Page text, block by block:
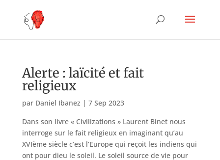
Alerte : laïcité et fait
religieux
par Daniel Ibanez | 7 Sep 2023
Dans son livre « Civilizations » Laurent Binet nous
interroge sur le fait religieux en imaginant qu’au
XVIème siècle c’est l’Europe qui reçoit les indiens qui
ont pour dieu le soleil. Le soleil source de vie pour